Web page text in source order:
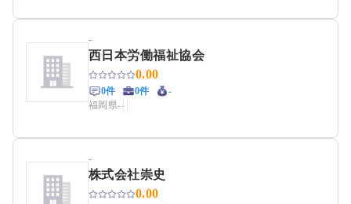
-
西日本労働福祉協会
0.00
0件 0件
-
福岡県--
-
株式会社崇史
0.00